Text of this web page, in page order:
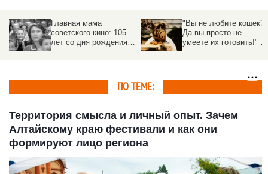
Главная мама
советского кино: 105
лет со дня рождения
"Вы не любите кошек?
Да вы просто не
умеете их готовить!" 40
ПО ТЕМЕ:
Территория смысла и личный опыт. Зачем
Алтайскому краю фестивали и как они
формируют лицо региона